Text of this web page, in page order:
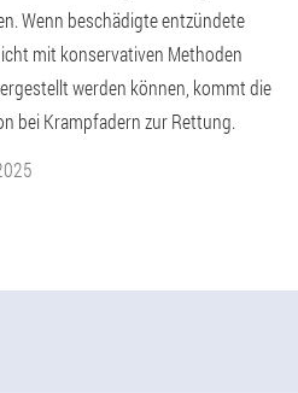
Wenn beschädigte entzündete
mit konservativen Methoden
werden können, kommt die
bei Krampfadern zur Rettung.